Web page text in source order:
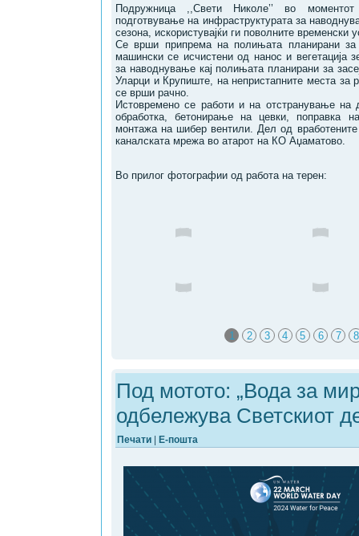
Подружница ,,Свети Николе’’ во
подготвување на инфраструктурата за
сезона, искористувајќи ги поволните
Се врши припрема на полињата планирани за
машински се исчистени од нанос и вегетација
за наводнување кај полињата планирани за
Уларци и Крупиште, на непристапните места за
се врши рачно.
Истовремено се работи и на отстранување на
обработка, бетонирање на цевки, поправка
монтажа на шибер вентили. Дел од
каналската мрежа во атарот на КО Аџаматово.
Во прилог фотографии од работа на терен:
1 2 3 4 5 6 7 8
Под мотото: „Вода за
одбележува Светскиот
Печати Е-пошта